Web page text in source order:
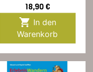
Preis
18,90 €

Warenkorb